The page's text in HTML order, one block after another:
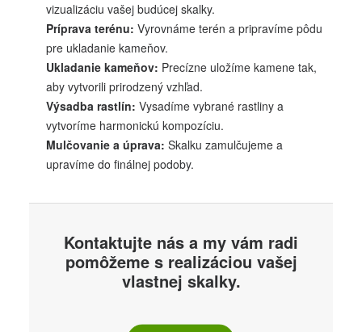
vizualizáciu vašej budúcej skalky.
Príprava terénu: Vyrovnáme terén a pripravíme pôdu
pre ukladanie kameňov.
Ukladanie kameňov: Precízne uložíme kamene tak,
aby vytvorili prirodzený vzhľad.
Výsadba rastlín: Vysadíme vybrané rastliny a
vytvoríme harmonickú kompozíciu.
Mulčovanie a úprava: Skalku zamulčujeme a
upravíme do finálnej podoby.
Kontaktujte nás a my vám radi
pomôžeme s realizáciou vašej
vlastnej skalky.